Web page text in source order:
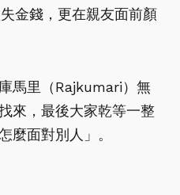
金錢，更在親友面前顏
馬里（Rajkumari）無
來，最後大家乾等一整
麼面對別人」。